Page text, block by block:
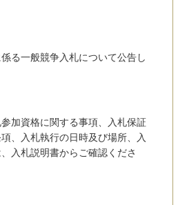
る一般競争入札について公告し
加資格に関する事項、入札保証
、入札執行の日時及び場所、入
入札説明書からご確認くださ